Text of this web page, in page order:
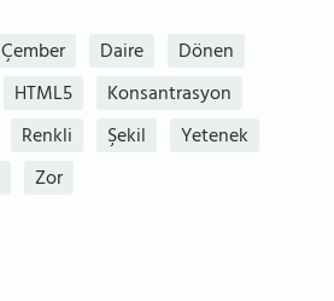
Çember Daire
Dönen
HTML5
Konsantrasyon
Renkli Şekil
Yetenek
Zor